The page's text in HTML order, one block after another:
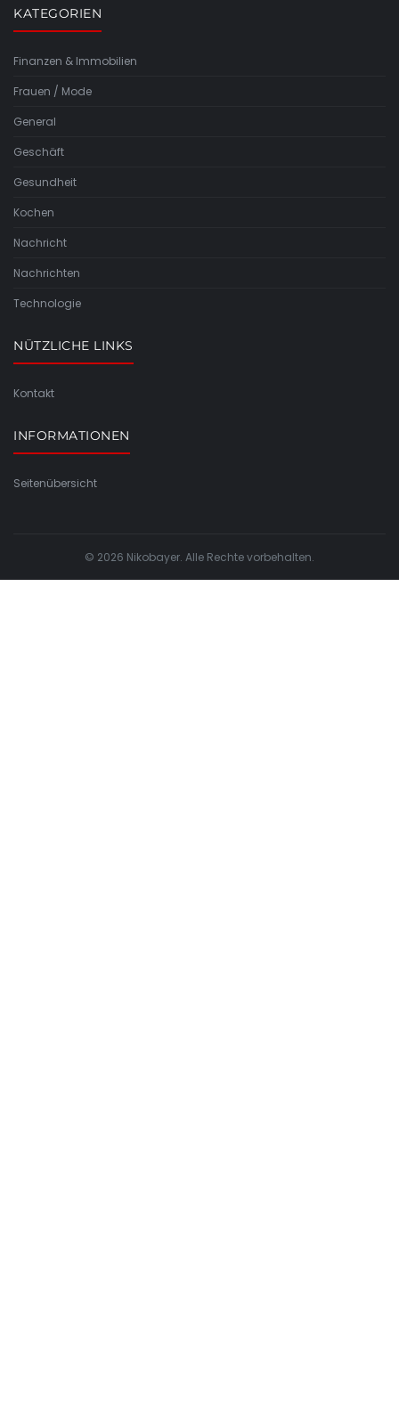
KATEGORIEN
Finanzen & Immobilien
Frauen / Mode
General
Geschäft
Gesundheit
Kochen
Nachricht
Nachrichten
Technologie
NÜTZLICHE LINKS
Kontakt
INFORMATIONEN
Seitenübersicht
© 2026 Nikobayer. Alle Rechte vorbehalten.